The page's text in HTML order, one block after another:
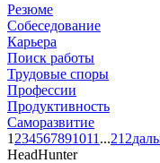
Резюме
Собеседование
Карьера
Поиск работы
Трудовые споры
Профессии
Продуктивность
Саморазвитие
1 234567891011 ...212
HeadHunter